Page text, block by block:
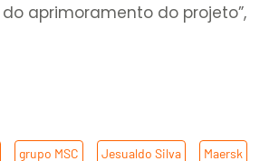
aprimoramento do projeto”,
grupo MSC Jesualdo Silva Maersk